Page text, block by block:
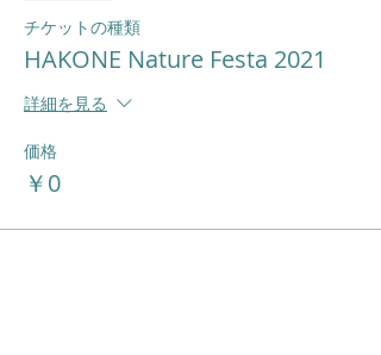
チケットの種類
HAKONE Nature Festa 2021
詳細を見る
価格
￥0